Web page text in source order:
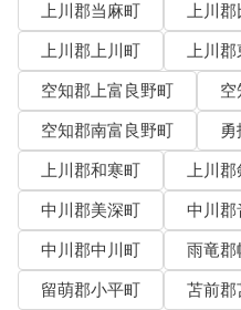
上川郡当麻町
上川郡
上川郡上川町
上川郡
空知郡上富良野町
空
空知郡南富良野町
上川郡和寒町
上川郡
中川郡美深町
中川郡
中川郡中川町
雨竜郡
留萌郡小平町
苫前郡